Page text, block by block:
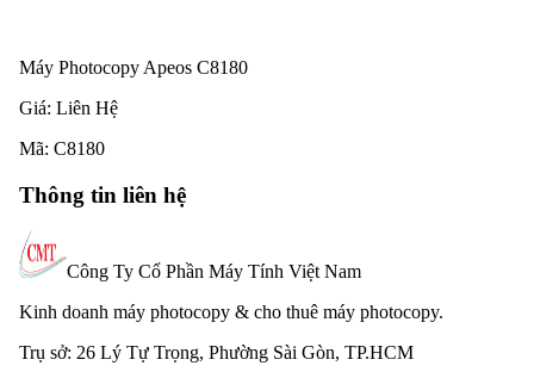
Máy Photocopy Apeos C8180
Giá: Liên Hệ
Mã: C8180
Thông tin liên hệ
Công Ty Cổ Phần Máy Tính Việt Nam
Kinh doanh máy photocopy & cho thuê máy photocopy.
Trụ sở: 26 Lý Tự Trọng, Phường Sài Gòn, TP.HCM